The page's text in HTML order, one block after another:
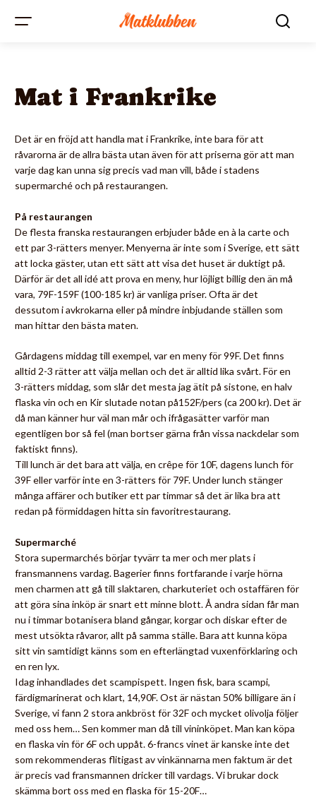
Mat i Frankrike
Det är en fröjd att handla mat i Frankrike, inte bara för att
råvarorna är de allra bästa utan även för att priserna gör att man
varje dag kan unna sig precis vad man vill, både i stadens
supermarché och på restaurangen.
På restaurangen
De flesta franska restaurangen erbjuder både en à la carte och
ett par 3-rätters menyer. Menyerna är inte som i Sverige, ett sätt
att locka gäster, utan ett sätt att visa det huset är duktigt på.
Därför är det all idé att prova en meny, hur löjligt billig den än må
vara, 79F-159F (100-185 kr) är vanliga priser. Ofta är det
dessutom i avkrokarna eller på mindre inbjudande ställen som
man hittar den bästa maten.
Gårdagens middag till exempel, var en meny för 99F. Det finns
alltid 2-3 rätter att välja mellan och det är alltid lika svårt. För en
3-rätters middag, som slår det mesta jag ätit på sistone, en halv
flaska vin och en Kir slutade notan på152F/pers (ca 200 kr). Det är
då man känner hur väl man mår och ifrågasätter varför man
egentligen bor så fel (man bortser gärna från vissa nackdelar som
faktiskt finns).
Till lunch är det bara att välja, en crêpe för 10F, dagens lunch för
39F eller varför inte en 3-rätters för 79F. Under lunch stänger
många affärer och butiker ett par timmar så det är lika bra att
redan på förmiddagen hitta sin favoritrestaurang.
Supermarché
Stora supermarchés börjar tyvärr ta mer och mer plats i
fransmannens vardag. Bagerier finns fortfarande i varje hörna
men charmen att gå till slaktaren, charkuteriet och ostaffären för
att göra sina inköp är snart ett minne blott. Å andra sidan får man
nu i timmar botanisera bland gångar, korgar och diskar efter de
mest utsökta råvaror, allt på samma ställe. Bara att kunna köpa
sitt vin samtidigt känns som en efterlängtad vuxenförklaring och
en ren lyx.
Idag inhandlades det scampispett. Ingen fisk, bara scampi,
färdigmarinerat och klart, 14,90F. Ost är nästan 50% billigare än i
Sverige, vi fann 2 stora ankbröst för 32F och mycket olivolja följer
med oss hem… Sen kommer man då till vininköpet. Man kan köpa
en flaska vin för 6F och uppåt. 6-francs vinet är kanske inte det
som rekommenderas flitigast av vinkännarna men faktum är det
är precis vad fransmannen dricker till vardags. Vi brukar dock
skämma bort oss med en flaska för 15-20F…